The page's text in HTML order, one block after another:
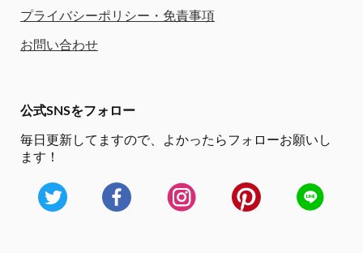
プライバシーポリシー・免責事項
お問い合わせ
公式SNSをフォロー
毎日更新してますので、
よかったらフォローお願いし
ます！